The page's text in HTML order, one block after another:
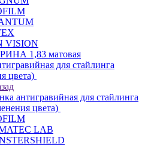
VISION
1,83 матовая
для стайлинга
цвета)
антигравийная для стайлинга
цвета)
LAB